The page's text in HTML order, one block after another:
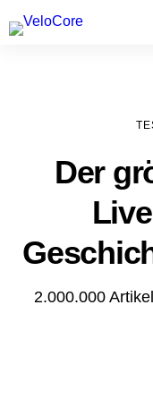
Agenturen &
Der
2.000.000